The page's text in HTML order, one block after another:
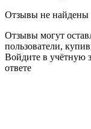
Отзывы не найдены
Отзывы могут
пользователи,
Войдите в учётную
ответе